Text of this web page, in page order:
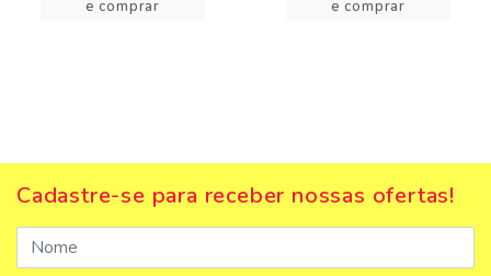
e comprar
e comprar
Cadastre-se para receber nossas ofertas!